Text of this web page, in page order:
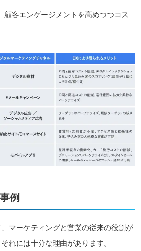
顧客エンゲージメントを高めつつコス
例
マーケティングと営業の従来の役割が
れには十分な理由があります。